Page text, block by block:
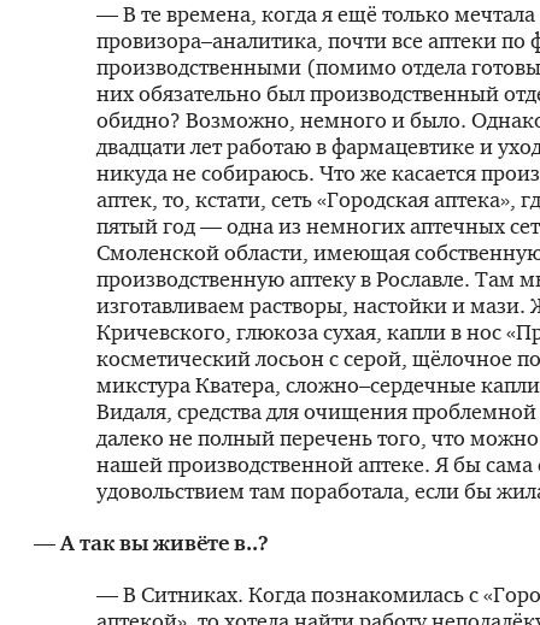
— В те времена, когда я ещё только
провизора–аналитика, почти все аптеки по
производственными (помимо отдела
них обязательно был производственный
обидно? Возможно, немного и было.
двадцати лет работаю в фармацевтике и
никуда не собираюсь. Что же касается
аптек, то, кстати, сеть «Городская аптека»,
пятый год — одна из немногих аптечных
Смоленской области, имеющая
производственную аптеку в Рославле. Там
изготавливаем растворы, настойки и мази.
Кричевского, глюкоза сухая, капли в нос
косметический лосьон с серой, щёлочное
микстура Кватера, сложно–сердечные
Видаля, средства для очищения
далеко не полный перечень того, что можно
нашей производственной аптеке. Я бы сама
удовольствием там поработала, если бы
— А так вы живёте в..?
— В Ситниках. Когда познакомилась с